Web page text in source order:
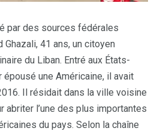
par des sources fédérales
41 ans, un citoyen
du Liban. Entré aux États-
une Américaine, il avait
Il résidait dans la ville voisine
abriter l’une des plus importantes
du pays. Selon la chaîne